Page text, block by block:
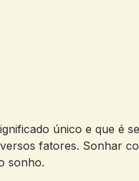
único e que é
fatores. Sonhar
sonho.